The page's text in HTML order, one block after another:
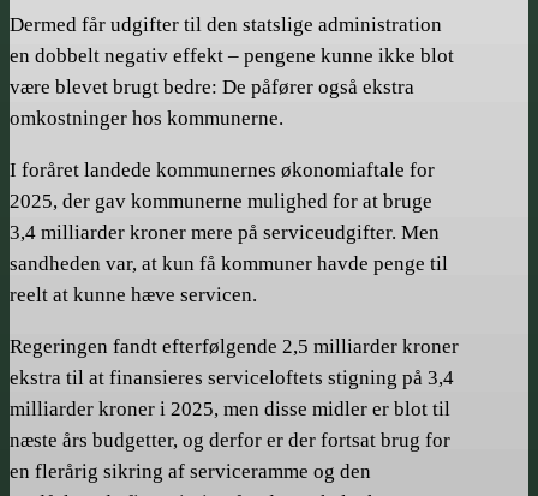
Dermed får udgifter til den statslige administration
en dobbelt negativ effekt – pengene kunne ikke blot
være blevet brugt bedre: De påfører også ekstra
omkostninger hos kommunerne.
I foråret landede kommunernes økonomiaftale for
2025, der gav kommunerne mulighed for at bruge
3,4 milliarder kroner mere på serviceudgifter. Men
sandheden var, at kun få kommuner havde penge til
reelt at kunne hæve servicen.
Regeringen fandt efterfølgende 2,5 milliarder kroner
ekstra til at finansieres serviceloftets stigning på 3,4
milliarder kroner i 2025, men disse midler er blot til
næste års budgetter, og derfor er der fortsat brug for
en flerårig sikring af serviceramme og den